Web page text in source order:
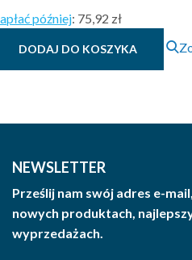
później: 75,92 zł
DODAJ DO KOSZYKA
NEWSLETTER
Prześlij nam swój adres e-
nowych produktach,
wyprzedażach.